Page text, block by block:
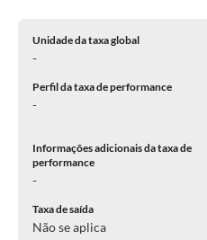
Unidade da taxa global
-
Perfil da taxa de performance
-
Informações adicionais da taxa de
performance
-
Taxa de saída
Não se aplica